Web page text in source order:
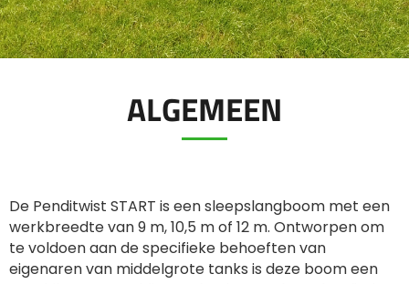
Srpski
ελληνικά
Svenska
한국의
ALGEMEEN
De Penditwist START is een sleepslangboom met een
werkbreedte van 9 m, 10,5 m of 12 m. Ontworpen om
te voldoen aan de specifieke behoeften van
eigenaren van middelgrote tanks is deze boom een